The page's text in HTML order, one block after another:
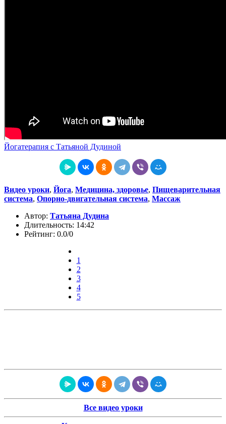
Йогатерапия с Татьяной Дудиной
Видео уроки, Йога, Медицина, здоровье, Пищеварительная
система, Опорно-двигательная система, Массаж
Автор: Татьяна Дудина
Длительность: 14:42
Рейтинг: 0.0/0
1
2
3
4
5
Все видео уроки